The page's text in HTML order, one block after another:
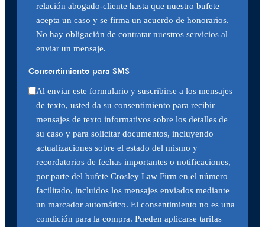
relación abogado-cliente hasta que nuestro bufete
acepta un caso y se firma un acuerdo de honorarios.
No hay obligación de contratar nuestros servicios al
enviar un mensaje.
Consentimiento para SMS
Al enviar este formulario y suscribirse a los mensajes
de texto, usted da su consentimiento para recibir
mensajes de texto informativos sobre los detalles de
su caso y para solicitar documentos, incluyendo
actualizaciones sobre el estado del mismo y
recordatorios de fechas importantes o notificaciones,
por parte del bufete Crosley Law Firm en el número
facilitado, incluidos los mensajes enviados mediante
un marcador automático. El consentimiento no es una
condición para la compra. Pueden aplicarse tarifas